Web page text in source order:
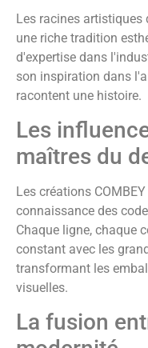
Les racines artistiques
une riche tradition
d'expertise dans
son inspiration dans
racontent une histoire.
Les
maîtres du
Les créations
connaissance des
Chaque ligne, chaque
constant avec les
transformant les
visuelles.
La fusion